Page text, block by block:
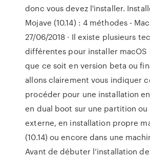
donc vous devez l'installer.
Mojave (10.14) : 4 méthodes -
27/06/2018 · Il existe plusieurs
différentes pour installer macOS
que ce soit en version beta ou
allons clairement vous indiquer
procéder pour une installation
en dual boot sur une partition ou
externe, en installation propre
(10.14) ou encore dans une
Avant de débuter l’installation